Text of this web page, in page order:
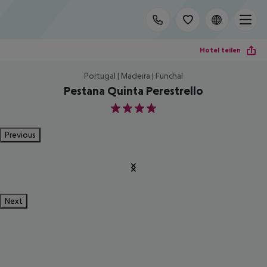
Hotel teilen
Portugal | Madeira | Funchal
Pestana Quinta Perestrello
4
Previous
Next